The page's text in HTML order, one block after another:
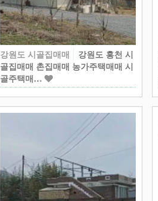
강원도 시골집매매
강원도 홍천 시
골집매매 촌집매매 농가주택매매 시
골주택매…